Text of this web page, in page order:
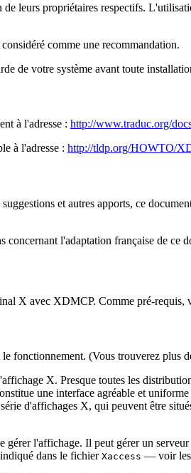
leurs propriétaires respectifs.
comme une recommandation.
de votre système avant toute
à l'adresse : http://www.traduc.org/
à l'adresse : http://tldp.org/HOWTO/
et autres apports, ce
concernant l'adaptation française de ce
X avec XDMCP. Comme pré-
fonctionnement. (Vous trouverez plus
X. Presque toutes les
une interface agréable et
d'affichages X, qui peuvent être
gérer l'affichage. Il peut gérer un
dans le fichier Xaccess — voir les